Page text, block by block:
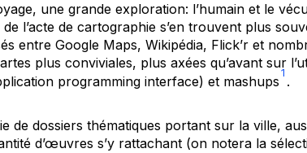
une grande exploration: l’humain et le
l’acte de cartographie s’en trouvent plus
entre Google Maps, Wikipédia, Flick’r et
plus conviviales, plus axées qu’avant sur
programming interface) et mashups
1
.
de dossiers thématiques portant sur la ville,
d’œuvres s’y rattachant (on notera la